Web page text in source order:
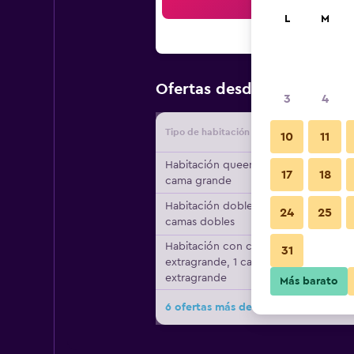
Ofertas desde Oferta
Tipo de habitación
Habitación queen, 1
cama grande
Habitación doble, 2
camas dobles
Habitación con cama
extragrande, 1 cama
extragrande
6 ofertas más de The Grove At Pismo
L M
3 4
10 11
17 18
24 25
31
Más barato